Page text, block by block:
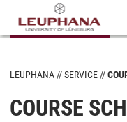
LEUPHANA SERVICE
COURSE